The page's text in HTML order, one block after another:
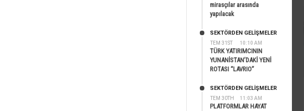
mirasçılar arasında
yapılacak
TEM 31ST 10:10 AM
SEKTÖRDEN GELIŞMELER
TÜRK YATIRIMCININ
YUNANİSTAN’DAKİ YENİ
ROTASI “LAVRIO”
TEM 30TH 11:03 AM
SEKTÖRDEN GELIŞMELER
PLATFORMLAR HAYAT